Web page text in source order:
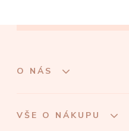
O NÁS
VŠE O NÁKUPU